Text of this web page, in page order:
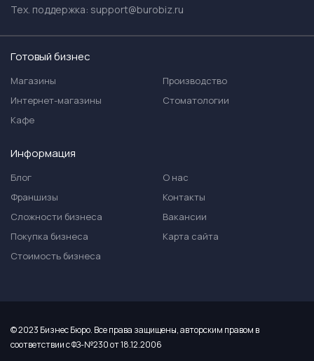
Тех. поддержка: support@burobiz.ru
Готовый бизнес
Магазины
Интернет-магазины
Кафе
Производство
Стоматологии
Информация
Блог
Франшизы
Сложности бизнеса
Покупка бизнеса
Стоимость бизнеса
О нас
Контакты
Вакансии
Карта сайта
© 2023 Бизнес Бюро. Все права защищены, авторским правом в
соответствии с ФЗ-№230 от 18.12.2006